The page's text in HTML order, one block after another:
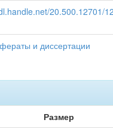
20.500.12701/
и диссертации
Размер